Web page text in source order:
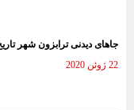
جاهای دیدنی ترابزون شهر
22 ژوئن 2020